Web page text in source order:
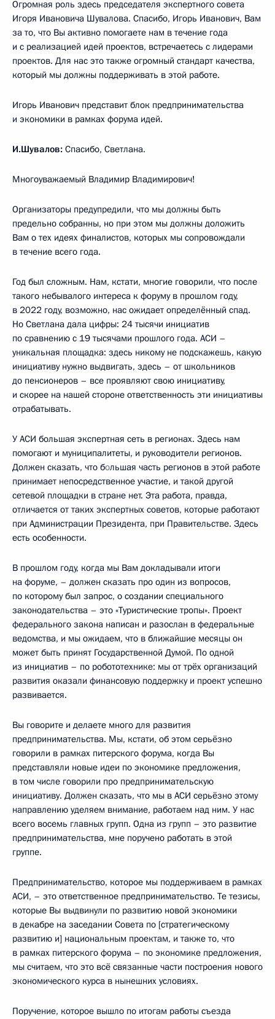
Огромная роль здесь председателя экспертного совета
Игоря Ивановича Шувалова. Спасибо, Игорь Иванович, Вам
за то, что Вы активно помогаете нам в течение года
и с реализацией идей проектов, встречаетесь с лидерами
проектов. Для нас это также огромный стандарт качества,
который мы должны поддерживать в этой работе.
Игорь Иванович представит блок предпринимательства
и экономики в рамках форума идей.
И.Шувалов: Спасибо, Светлана.
Многоуважаемый Владимир Владимирович!
Организаторы предупредили, что мы должны быть
предельно собранны, но при этом мы должны доложить
Вам о тех идеях финалистов, которых мы сопровождали
в течение всего года.
Год был сложным. Нам, кстати, многие говорили, что после
такого небывалого интереса к форуму в прошлом году,
в 2022 году, возможно, нас ожидает определённый спад.
Но Светлана дала цифры: 24 тысячи инициатив
по сравнению с 19 тысячами прошлого года. АСИ –
уникальная площадка: здесь никому не подскажешь, какую
инициативу нужно выдвигать, здесь – от школьников
до пенсионеров – все проявляют свою инициативу,
и скорее на нашей стороне ответственность эти инициативы
отрабатывать.
У АСИ большая экспертная сеть в регионах. Здесь нам
помогают и муниципалитеты, и руководители регионов.
Должен сказать, что большая часть регионов в этой работе
принимает непосредственное участие, и такой другой
сетевой площадки в стране нет. Эта работа, правда,
отличается от таких экспертных советов, которые работают
при Администрации Президента, при Правительстве. Здесь
есть особенности.
В прошлом году, когда мы Вам докладывали итоги
на форуме, – должен сказать про один из вопросов,
по которому был запрос, о создании специального
законодательства – это «Туристические тропы». Проект
федерального закона написан и разослан в федеральные
ведомства, и мы ожидаем, что в ближайшие месяцы он
может быть принят Государственной Думой. По одной
из инициатив – по робототехнике: мы от трёх организаций
развития оказали финансовую поддержку и проект успешно
развивается.
Вы говорите и делаете много для развития
предпринимательства. Мы, кстати, об этом серьёзно
говорили в рамках питерского форума, когда Вы
представляли новые идеи по экономике предложения,
в том числе говорили про предпринимательскую
инициативу. Должен сказать, что мы в АСИ серьёзно этому
направлению уделяем внимание, работаем над ним. У нас
всего восемь главных групп. Одна из групп – это развитие
предпринимательства, мне поручено работать в этой
группе.
Предпринимательство, которое мы поддерживаем в рамках
АСИ, – это ответственное предпринимательство. Те тезисы,
которые Вы выдвинули по развитию новой экономики
в декабре на заседании Совета по [стратегическому
развитию и] национальным проектам, и также то, что
в рамках питерского форума – по экономике предложения,
мы считаем, что это всё связанные части построения нового
экономического курса в нынешних условиях.
Поручение, которое вышло по итогам работы съезда